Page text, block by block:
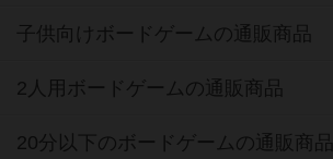
子供向けボードゲームの通販商品
2人用ボードゲームの通販商品
20分以下のボードゲームの通販商品